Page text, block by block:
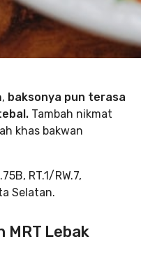
baksonya pun terasa
Tambah nikmat
khas bakwan
RT.1/RW.7,
Selatan.
MRT Lebak